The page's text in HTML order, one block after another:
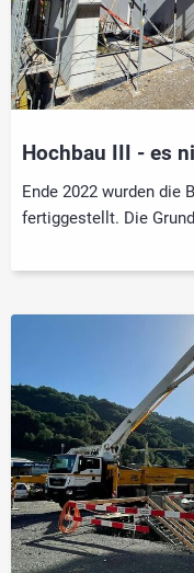
Hochbau III - es
Ende 2022 wurden die
fertiggestellt. Die